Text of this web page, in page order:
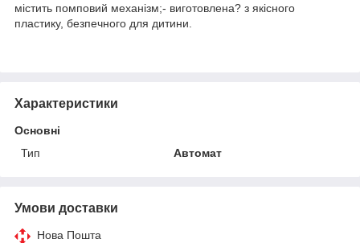
містить помповий механізм;- виготовлена? з якісного
пластику, безпечного для дитини.
Характеристики
Основні
Тип
Автомат
Умови доставки
Нова Пошта